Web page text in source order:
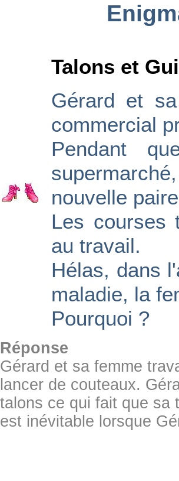
Talons et
Gérard et
commercial
Pendant
nouvelle
Les courses
au travail.
Hélas, dans
maladie, la
Pourquoi ?
Réponse
Gérard et sa femme
lancer de couteaux.
talons ce qui fait que sa
est inévitable lorsque